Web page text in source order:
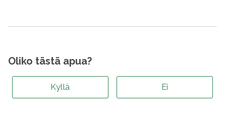
Oliko tästä apua?
Kyllä Ei